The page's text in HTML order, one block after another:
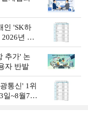
인 'SK하
년 8
추가' 논
자 반발
통신' 1위
일~8월7